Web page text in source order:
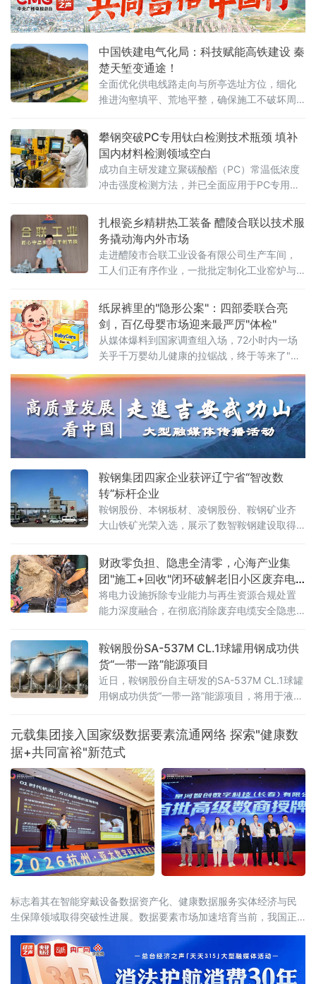
中国铁建电气化局：科技赋能高铁建设 秦
楚天堑变通途！
全面优化供电线路走向与所亭选址方位，细化
推进沟壑填平、荒地平整，确保施工不破坏周
攀钢突破PC专用钛白检测技术瓶颈 填补
国内材料检测领域空白
成功自主研发建立聚碳酸酯（PC）常温低浓度
冲击强度检测方法，并已全面应用于PC专用钛
高端钛白产品应用性能检测领域迈出关键一
步，为攀钢钒钛股份PC专用钛白产品的研发迭
代提供了精准、可靠的检测技术支撑。据悉，
为精准匹配
扎根瓷乡精耕热工装备 醴陵合联以技术服
务撬动海内外市场
走进醴陵市合联工业设备有限公司生产车间，
工人们正有序作业，一批批定制化工业窑炉与
生产、安装及售后运维于一体的专业热工装备
制造企业，正依托当地完整的电瓷产业链配套
优势，成长为中南地区工业智能化窑炉领域的
重要力量。合联工业设备深耕高压
纸尿裤里的"隐形公案"：四部委联合亮
剑，百亿母婴市场迎来最严厉"体检"
从媒体爆料到国家调查组入场，72小时内一场
关乎千万婴幼儿健康的拉锯战，终于等来了"裁
6月18日，《经济参考报》一篇调查报道犹如深
水炸弹，将"好奇""碧芭宝贝""Babycare"三大
纸尿裤巨头推上风口浪尖——多款主流婴幼儿
纸尿裤被检出甲酰胺，一种被欧盟列为1B类生
殖毒性的有害物质。更令家长心惊的是记者的
鞍钢集团四家企业获评辽宁省“智改数
转”标杆企业
鞍钢股份、本钢板材、凌钢股份、鞍钢矿业齐
大山铁矿光荣入选，展示了数智鞍钢建设取得
智能化、绿色化发展方向，引导各级企业将人
工智能、大数据、工业互联网等与生产经营深
度融合，全力推进智能化改造、数字化转型，
为新鞍钢加快建设世界一流企业注入数智动
能。鞍钢股份积
财政零负担、隐患全清零，心海产业集
团"施工+回收"闭环破解老旧小区废弃电
缆消隐难题
将电力设施拆除专业能力与再生资源合规处置
能力深度融合，在彻底消除废弃电缆安全隐患
用，真正做到"新线入、旧线清、资源归"。
鞍钢股份SA-537M CL.1球罐用钢成功供
货“一带一路”能源项目
近日，鞍钢股份自主研发的SA-537M CL.1球罐
用钢成功供货“一带一路”能源项目，将用于液化
钢集团在高端压力容器用钢领域的领先地位，
为海外能源储运工程提供了关键材料支撑，提
升了鞍钢品牌的国际形象。
元载集团接入国家级数据要素流通网络 探索"健康数
据+共同富裕"新范式
标志着其在智能穿戴设备数据资产化、健康数据服务实体经济与民
生保障领域取得突破性进展。数据要素市场加速培育当前，我国正
《关于构建更加完